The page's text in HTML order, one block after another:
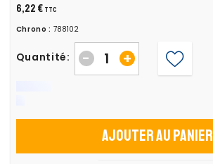
6,22 € TTC
Chrono : 788102
Quantité: +
-
Ajouter au panier